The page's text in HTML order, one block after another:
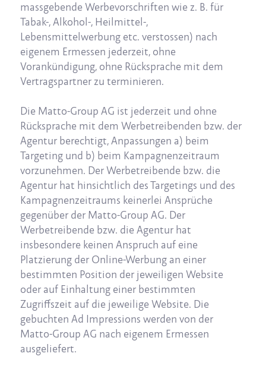
massgebende Werbevorschriften wie z. B. für
Tabak-, Alkohol-, Heilmittel-,
Lebensmittelwerbung etc. verstossen) nach
eigenem Ermessen jederzeit, ohne
Vorankündigung, ohne Rücksprache mit dem
Vertragspartner zu terminieren.
Die Matto-Group AG ist jederzeit und ohne
Rücksprache mit dem Werbetreibenden bzw. der
Agentur berechtigt, Anpassungen a) beim
Targeting und b) beim Kampagnenzeitraum
vorzunehmen. Der Werbetreibende bzw. die
Agentur hat hinsichtlich des Targetings und des
Kampagnenzeitraums keinerlei Ansprüche
gegenüber der Matto-Group AG. Der
Werbetreibende bzw. die Agentur hat
insbesondere keinen Anspruch auf eine
Platzierung der Online-Werbung an einer
bestimmten Position der jeweiligen Website
oder auf Einhaltung einer bestimmten
Zugriffszeit auf die jeweilige Website. Die
gebuchten Ad Impressions werden von der
Matto-Group AG nach eigenem Ermessen
ausgeliefert.